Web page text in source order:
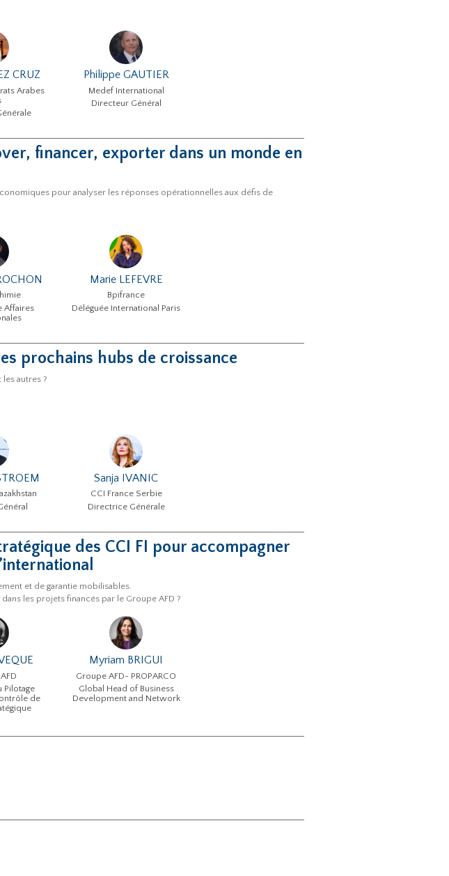
CRUZ
Arabes
Philippe GAUTIER
Medef International
Directeur Général
financer, exporter dans un monde en
pour analyser les réponses opérationnelles aux défis de
Affaires
Marie LEFEVRE
Bpifrance
Déléguée International Paris
prochains hubs de croissance
autres ?
Sanja IVANIC
CCI France Serbie
Directrice Générale
des CCI FI pour accompagner
et de garantie mobilisables.
les projets financés par le Groupe AFD ?
Pilotage
de
Myriam BRIGUI
Groupe AFD- PROPARCO
Global Head of Business
Development and Network